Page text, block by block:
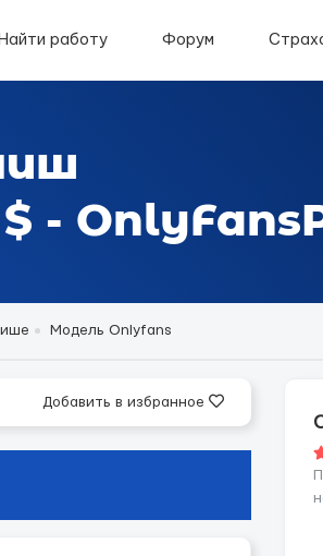
Найти работу Форум
-
Модель Onlyfans
Добавить в избранное